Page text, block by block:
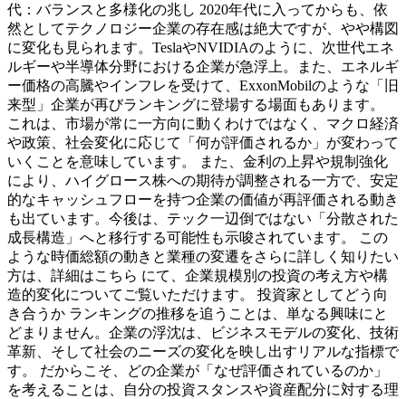
代：バランスと多様化の兆し 2020年代に入ってからも、依
然としてテクノロジー企業の存在感は絶大ですが、やや構図
に変化も見られます。TeslaやNVIDIAのように、次世代エネ
ルギーや半導体分野における企業が急浮上。また、エネルギ
ー価格の高騰やインフレを受けて、ExxonMobilのような「旧
来型」企業が再びランキングに登場する場面もあります。
これは、市場が常に一方向に動くわけではなく、マクロ経済
や政策、社会変化に応じて「何が評価されるか」が変わって
いくことを意味しています。 また、金利の上昇や規制強化
により、ハイグロース株への期待が調整される一方で、安定
的なキャッシュフローを持つ企業の価値が再評価される動き
も出ています。今後は、テック一辺倒ではない「分散された
成長構造」へと移行する可能性も示唆されています。 この
ような時価総額の動きと業種の変遷をさらに詳しく知りたい
方は、詳細はこちら にて、企業規模別の投資の考え方や構
造的変化についてご覧いただけます。 投資家としてどう向
き合うか ランキングの推移を追うことは、単なる興味にと
どまりません。企業の浮沈は、ビジネスモデルの変化、技術
革新、そして社会のニーズの変化を映し出すリアルな指標で
す。 だからこそ、どの企業が「なぜ評価されているのか」
を考えることは、自分の投資スタンスや資産配分に対する理